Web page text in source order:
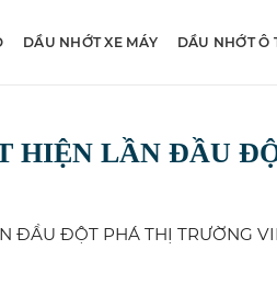
DẦU NHỚT XE MÁY DẦU NHỚT Ô
HIỆN LẦN ĐẦU
ĐẦU ĐỘT PHÁ THỊ TRƯỜNG